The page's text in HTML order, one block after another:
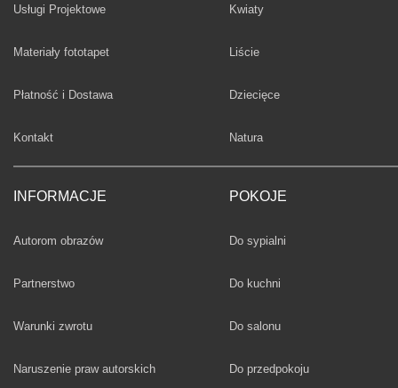
Usługi Projektowe
Materiały fototapet
Płatność i Dostawa
Kontakt
INFORMACJE
Autorom obrazów
Partnerstwo
Warunki zwrotu
Naruszenie praw autorskich
Fototapety
Kwiaty
Fototapety
Liście
Fototapety
Dziecięce
Fototapety
Natura
POKOJE
Fototapety
Do sypialni
Fototapety
Do kuchni
Fototapety
Do salonu
Fototapety
Do przedpokoju